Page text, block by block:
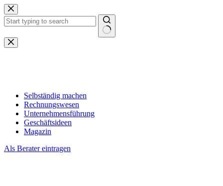
Zum
Inhalt
springen
Keine
Ergebnisse
Selbständig machen
Rechnungswesen
Unternehmensführung
Geschäftsideen
Magazin
Als Berater eintragen